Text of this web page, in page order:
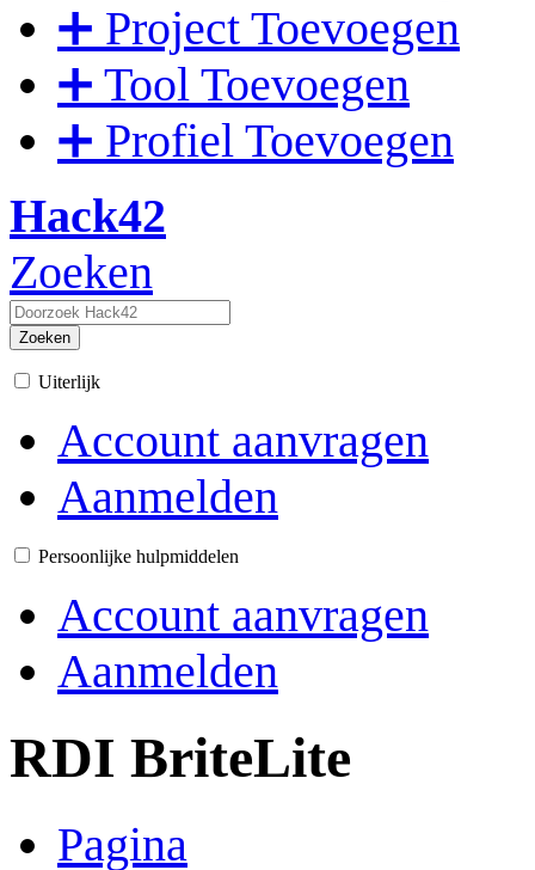
➕ Project Toevoegen
➕ Tool Toevoegen
➕ Profiel Toevoegen
Hack42
Zoeken
Zoeken
Uiterlijk
Account aanvragen
Aanmelden
Persoonlijke hulpmiddelen
Account aanvragen
Aanmelden
RDI BriteLite
Pagina